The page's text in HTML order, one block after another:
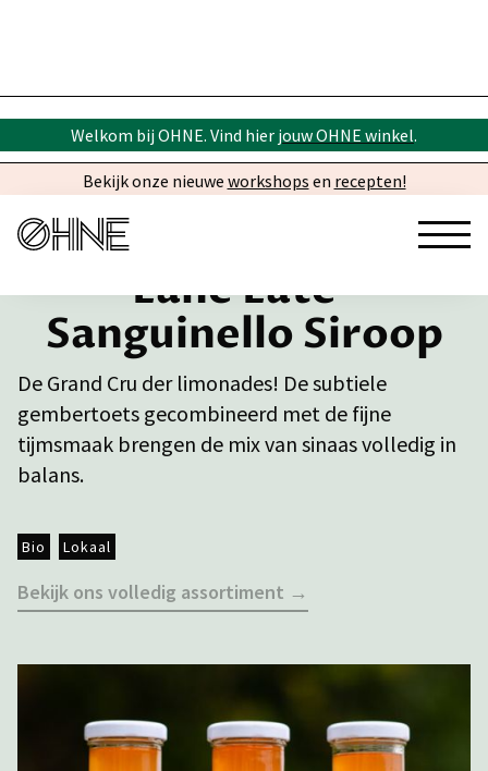
Welkom bij OHNE. Vind hier jouw OHNE winkel.
Bekijk onze nieuwe workshops en recepten!
Lane Late-
Sanguinello Siroop
De Grand Cru der limonades! De subtiele
gembertoets gecombineerd met de fijne
tijmsmaak brengen de mix van sinaas volledig in
balans.
Bio Lokaal
Bekijk ons volledig assortiment →